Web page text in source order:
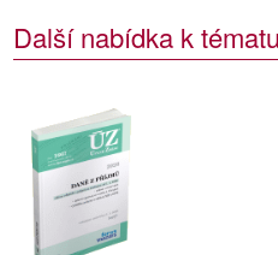
Další nabídka k tématu